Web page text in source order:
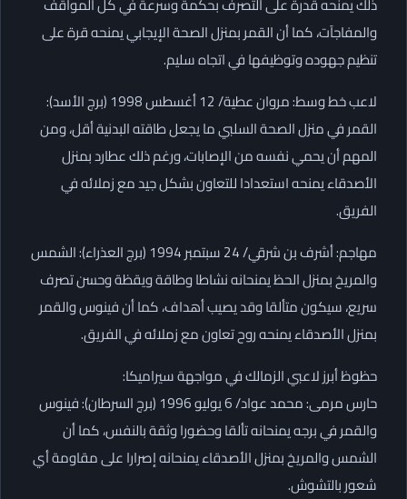
والمفاجآت، كما أن القمر بمنزل الصحة الإيجابي يمنحه قرة على
تنظيم جهوده وتوظيفها في اتجاه سليم.
لاعب خط وسط: مروان عطية/ 12 أغسطس 1998 (برج الأسد):
القمر في منزل الصحة السلبي ما يجعل طاقته البدنية أقل، ومن
المهم أن يحمي نفسه من الإصابات، ورغم ذلك عطارد بمنزل
الأصدقاء يمنحه استعدادا للتعاون بشكل جيد مع زملائه في
الفريق.
مهاجم: أشرف بن شرقي/ 24 سبتمبر 1994 (برج العذراء): الشمس
والمريخ بمنزل الحظ يمنحانه نشاطا وطاقة ويقظة وحسن تصرف
سريع، سيكون متألقا وقد يصيب أهداف، كما أن فينوس والقمر
بمنزل الأصدقاء يمنحه روح تعاون مع زملائه في الفريق.
حظوظ أبرز لاعبي الزمالك في مواجهة سيراميكا:
حارس مرمى: محمد عواد/ 6 يوليو 1996 (برج السرطان): فينوس
والقمر في برجه يمنحانه تألقا وحضورا وثقة بالنفس، كما أن
الشمس والمريخ بمنزل الأصدقاء يمنحانه إصرارا على مقاومة أي
شعور بالتشوش.